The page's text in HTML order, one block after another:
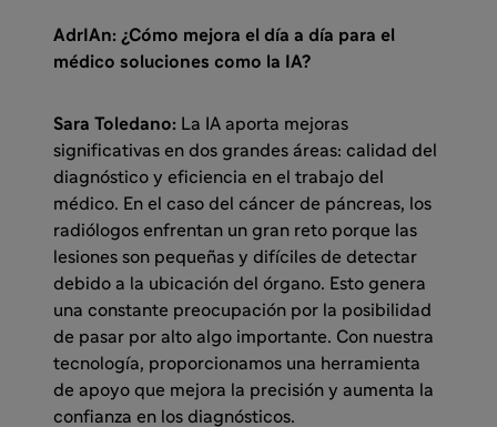
AdrIAn: ¿Cómo mejora el día a día para el
médico soluciones como la IA?
Sara Toledano: La IA aporta mejoras
significativas en dos grandes áreas: calidad del
diagnóstico y eficiencia en el trabajo del
médico. En el caso del cáncer de páncreas, los
radiólogos enfrentan un gran reto porque las
lesiones son pequeñas y difíciles de detectar
debido a la ubicación del órgano. Esto genera
una constante preocupación por la posibilidad
de pasar por alto algo importante. Con nuestra
tecnología, proporcionamos una herramienta
de apoyo que mejora la precisión y aumenta la
confianza en los diagnósticos.